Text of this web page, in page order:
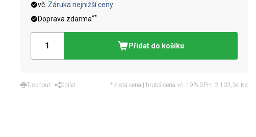
vč. Záruka nejnižší ceny
Doprava zdarma**
Přidat do košíku
Tisknout Sdílet * čistá cena | hrubá cena vč. 19% DPH: 3 103,34 Kč